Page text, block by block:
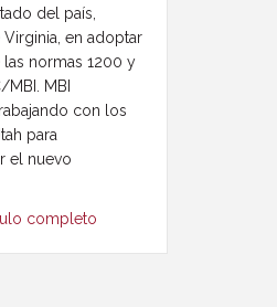
del país,
en adoptar
normas 1200 y
MBI. MBI
con los
para
el nuevo
completo